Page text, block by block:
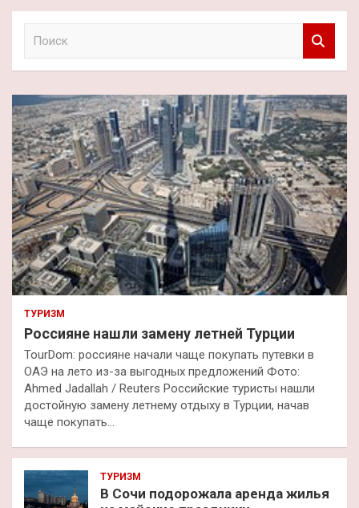
к
ТУРИЗМ
Россияне нашли замену летней Турции
TourDom: россияне начали чаще покупать путевки в
ОАЭ на лето из-за выгодных предложений Фото:
Ahmed Jadallah / Reuters Российские туристы нашли
достойную замену летнему отдыху в Турции, начав
чаще покупать…
ТУРИЗМ
В Сочи подорожала аренда жилья